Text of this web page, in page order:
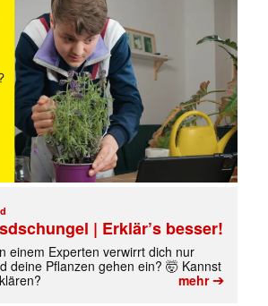
| Erklär’s besser!
einem Experten verwirrt dich nur
deine Pflanzen gehen ein? 🤯 Kannst
mehr➔